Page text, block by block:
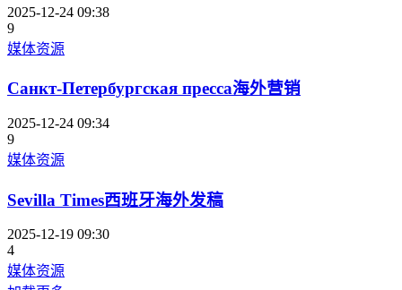
2025-12-24 09:38
9
媒体资源
Санкт-Петербургская пресса海外营销
2025-12-24 09:34
9
媒体资源
Sevilla Times西班牙海外发稿
2025-12-19 09:30
4
媒体资源